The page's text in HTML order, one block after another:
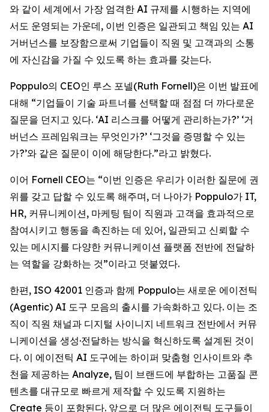
와 같이 세계에서 가장 엄격한 AI 규제를 시행하는 지역에
서도 운영되는 가운데, 이번 인증은 일관되고 책임 있는 AI
거버넌스를 보장함으로써 기업들이 직원 및 고객과의 소통
에 자신감을 가질 수 있도록 하는 효과를 갖는다.
Poppulo의 CEO인 루스 포넬(Ruth Fornell)은 이번 발표에
대해 “기업들이 기술 파트너를 선택할 때 점점 더 까다로운
질문을 던지고 있다. ‘AI 리스크를 어떻게 관리하는가?’ ‘거
버넌스 프레임워크는 무엇인가?’ ‘그것을 증명할 수 있는
가?’와 같은 질문이 이에 해당한다.”라고 밝혔다.
이어 Fornell CEO는 “이번 인증은 우리가 이러한 질문에 권
위를 갖고 답할 수 있도록 해주며, 더 나아가 Poppulo가 IT,
HR, 커뮤니케이션, 마케팅 팀이 직원과 고객을 효과적으로
참여시키고 행동을 촉진하는 데 있어, 일관되고 신뢰할 수
있는 메시지를 다양한 커뮤니케이션 플랫폼 전반에 전달하
는 역할을 강화하는 것”이라고 덧붙였다.
한편, ISO 42001 인증과 함께 Poppulo는 새로운 에이전틱
(Agentic) AI 도구 모음의 출시를 가속화하고 있다. 이는 조
직이 직원 채널과 디지털 사이니지 네트워크 전반에서 커뮤
니케이션을 생성·전달하는 방식을 혁신하도록 설계된 것이
다. 이 에이전틱 AI 도구에는 하이퍼 맞춤형 인사이트와 추
천을 제공하는 Analyze, 팀이 브랜드에 부합하는 고품질 콘
텐츠를 대규모로 빠르게 제작할 수 있도록 지원하는
Create 등이 포함된다. 앞으로 더 많은 에이전틱 도구들이